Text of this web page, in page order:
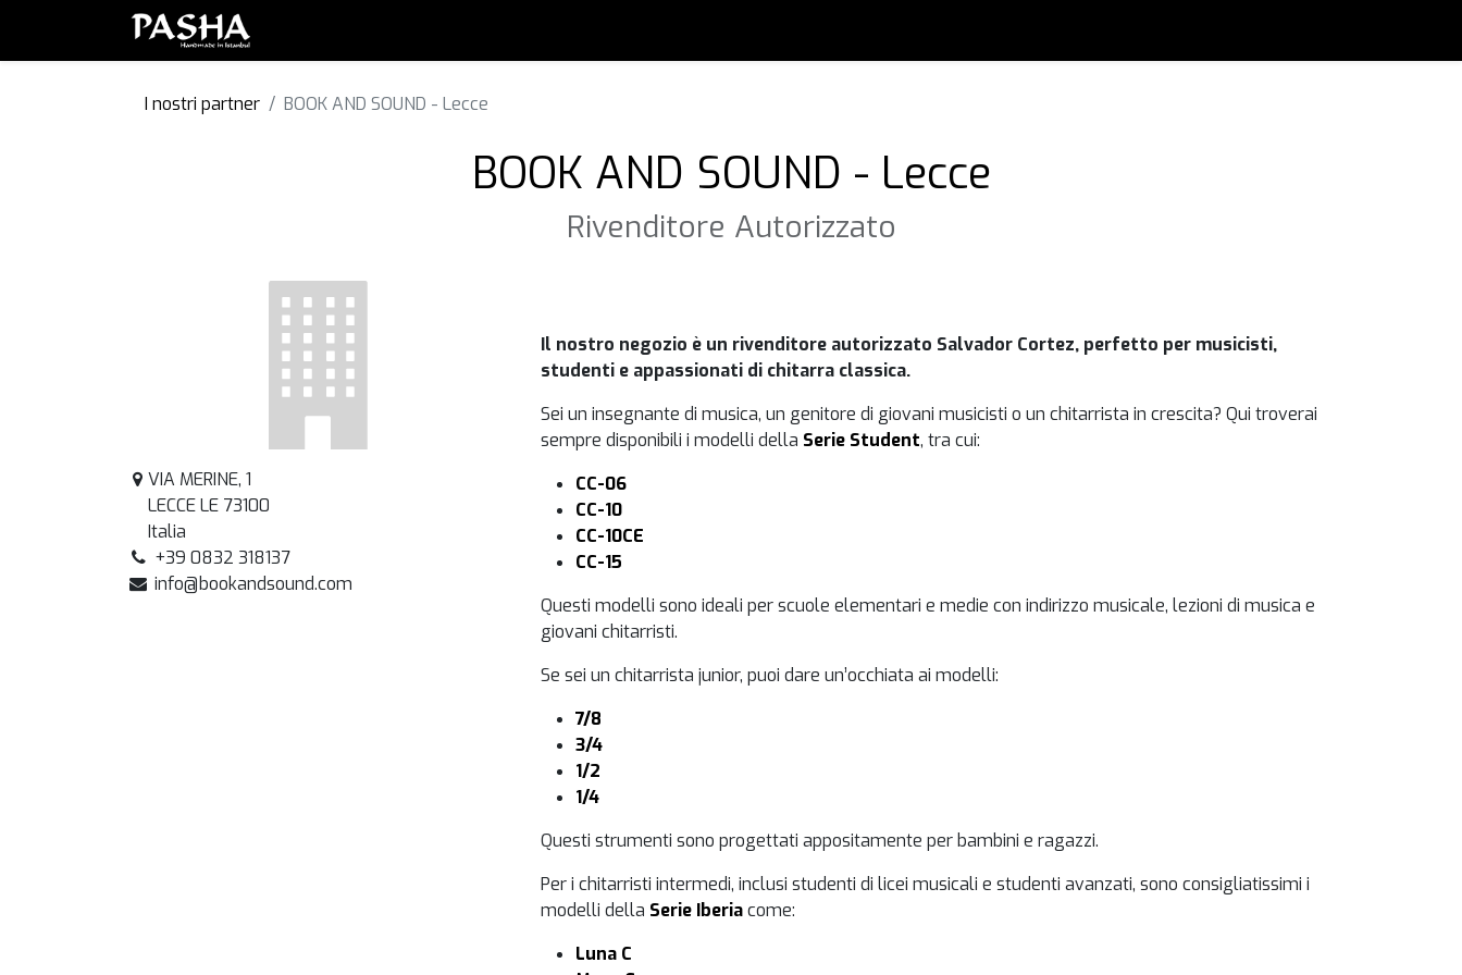
I nostri partner BOOK AND SOUND - Lecce
BOOK AND SOUND - Lecce
Rivenditore Autorizzato
VIA MERINE, 1
LECCE LE 73100
Italia
+39 0832 318137
info@bookandsound.com
Il nostro negozio è un rivenditore autorizzato Salvador Cortez, perfetto per musicisti,
studenti e appassionati di chitarra classica.
Sei un insegnante di musica, un genitore di giovani musicisti o un chitarrista in crescita? Qui troverai
sempre disponibili i modelli della Serie Student, tra cui:
CC-06
CC-10
CC-10CE
CC-15
Questi modelli sono ideali per scuole elementari e medie con indirizzo musicale, lezioni di musica e
giovani chitarristi.
Se sei un chitarrista junior, puoi dare un’occhiata ai modelli:
7/8
3/4
1/2
1/4
Questi strumenti sono progettati appositamente per bambini e ragazzi.
Per i chitarristi intermedi, inclusi studenti di licei musicali e studenti avanzati, sono consigliatissimi i
modelli della Serie Iberiacome:
Luna C